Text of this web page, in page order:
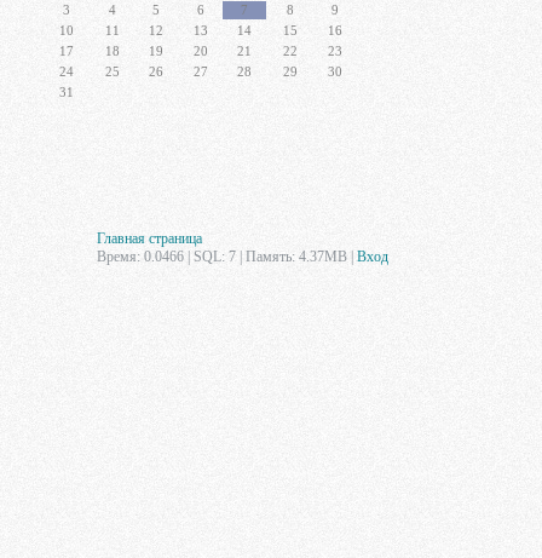
3
4 5 6 7 8
9
10
11 12 13 14 15
16
17
18 19 20 21 22
23
24
25 26 27 28 29
30
31
Главная страница
Время: 0.0466 | SQL: 7 | Память: 4.37MB Вход